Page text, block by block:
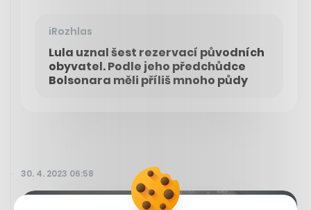
iRozhlas
Lula uznal šest rezervací původních
obyvatel. Podle jeho předchůdce
Bolsonara měli příliš mnoho půdy
30. 4. 2023 06:58